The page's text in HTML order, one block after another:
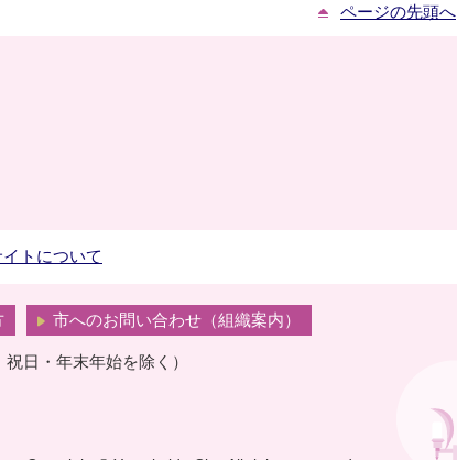
ページの先頭へ
イトについて
市へのお問い合わせ（組織案内）
日・年末年始を除く）